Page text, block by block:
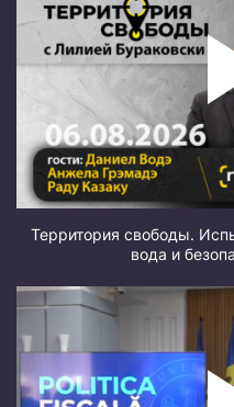
Территория свободы.
вода и